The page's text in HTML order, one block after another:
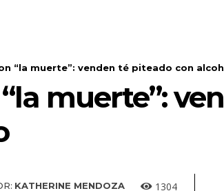
“la muerte”: venden té piteado con
muerte”:
KATHERINE MENDOZA 1304